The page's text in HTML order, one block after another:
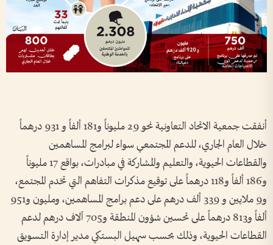
أنفقت جمعية الاتحاد التعاونية نحو 29 مليوناً و181 ألفاً و 931 درهماً
خلال العام الجاري، للدعم المجتمعي سواء لبرامج المساهمين
والقطاعات الحيوية، والتعليم والمشاركة في مبادرات، بواقع 17 مليوناً
و186 ألفاً و118 درهماً على توقيع مذكرات التفاهم التي تخدم المجتمع،
و9 ملايين و 339 ألف درهم على دعم برامج المساهمين، ومليون و951
ألفاً و813 درهماً على تحسين شؤون المنطقة و705 آلاف درهم لدعم
القطاعات الحيوية، وذلك بحسب سهيل البستكي مدير إدارة التسويق